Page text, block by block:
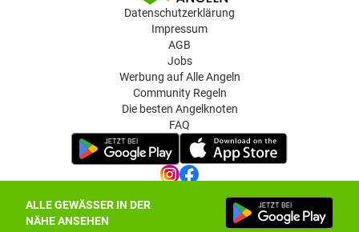
ALLE GEWÄSSER IN DER
NÄHE ANSEHEN
Datenschutzerklärung
Impressum
AGB
Jobs
Werbung auf Alle Angeln
Community Regeln
Die besten Angelknoten
FAQ
Datenschutz-Einstellungen